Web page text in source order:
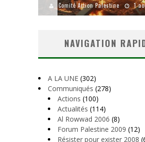
Comité Action Palestine 1
NAVIGATION
A LA UNE (302)
Communiqués (278)
Actions (100)
Actualités (114)
Al Rowwad 2006 (8)
Forum Palestine 2009 (12)
Résister pour exister 2008